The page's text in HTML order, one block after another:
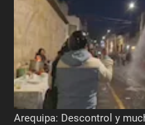
Arequipa: Descontrol y